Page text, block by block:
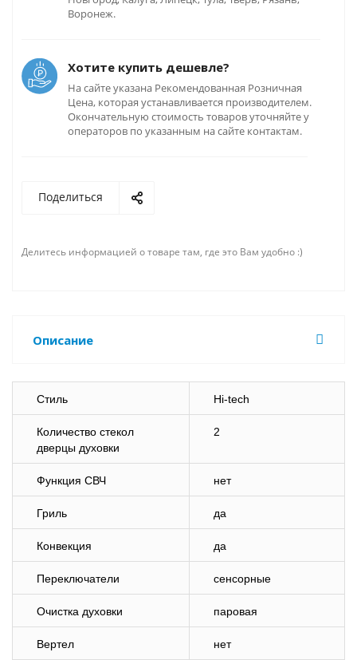
Воронеж.
Хотите купить дешевле?
На сайте указана Рекомендованная Розничная
Цена, которая устанавливается производителем.
Окончательную стоимость товаров уточняйте у
операторов по указанным на сайте контактам.
Поделиться
Делитесь информацией о товаре там, где это Вам удобно :)
Описание
Стиль Hi-tech
Количество стекол
дверцы духовки
2
Функция СВЧ нет
Гриль да
Конвекция да
Переключатели сенсорные
Очистка духовки паровая
Вертел нет